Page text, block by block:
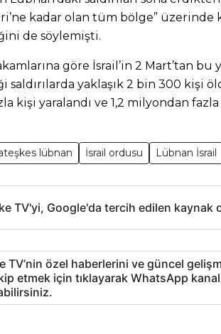
kadar olan tüm bölge” üzerinde
de söylemişti.
göre İsrail’in 2 Mart’tan bu
saldırılarda yaklaşık 2 bin 300 kişi
kişi yaralandı ve 1,2 milyondan
lübnan İsrail ordusu Lübnan İsrail
TV'yi, Google'da tercih edilen kaynak
TV’nin özel haberlerini ve güncel
etmek için tıklayarak WhatsApp